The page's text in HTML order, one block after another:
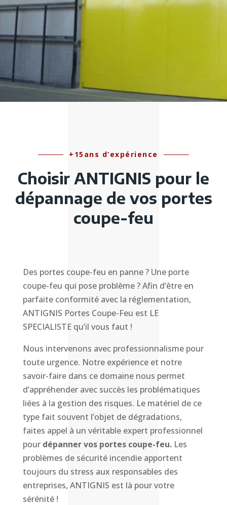
+15ans d’expérience
Choisir ANTIGNIS pour le
dépannage de vos portes
coupe-feu
Des portes coupe-feu en panne ? Une porte
coupe-feu qui pose problème ? Afin d’être en
parfaite conformité avec la réglementation,
ANTIGNIS Portes Coupe-Feu est LE
SPECIALISTE qu’il vous faut !
Nous intervenons avec professionnalisme pour
toute urgence. Notre expérience et notre
savoir-faire dans ce domaine nous permet
d’appréhender avec succès les problématiques
liées à la gestion des risques. Le matériel de ce
type fait souvent l’objet de dégradations,
faites appel à un véritable expert professionnel
pour dépanner vos portes coupe-feu.Les
problèmes de sécurité incendie apportent
toujours du stress aux responsables des
entreprises, ANTIGNIS est là pour votre
sérénité !